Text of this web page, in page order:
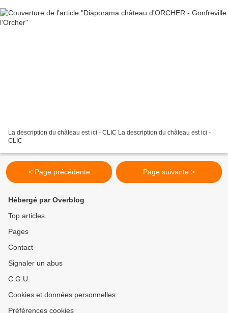
La description du château est ici - CLIC La description du château est ici -
CLIC
< Page précédente Page suivante >
Hébergé par Overblog
Top articles
Pages
Contact
Signaler un abus
C.G.U.
Cookies et données personnelles
Préférences cookies